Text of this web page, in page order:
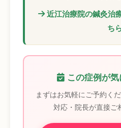
近江治療院の鍼灸治
ち
この症例が
まずはお気軽にご予約く
対応・院長が直接ご